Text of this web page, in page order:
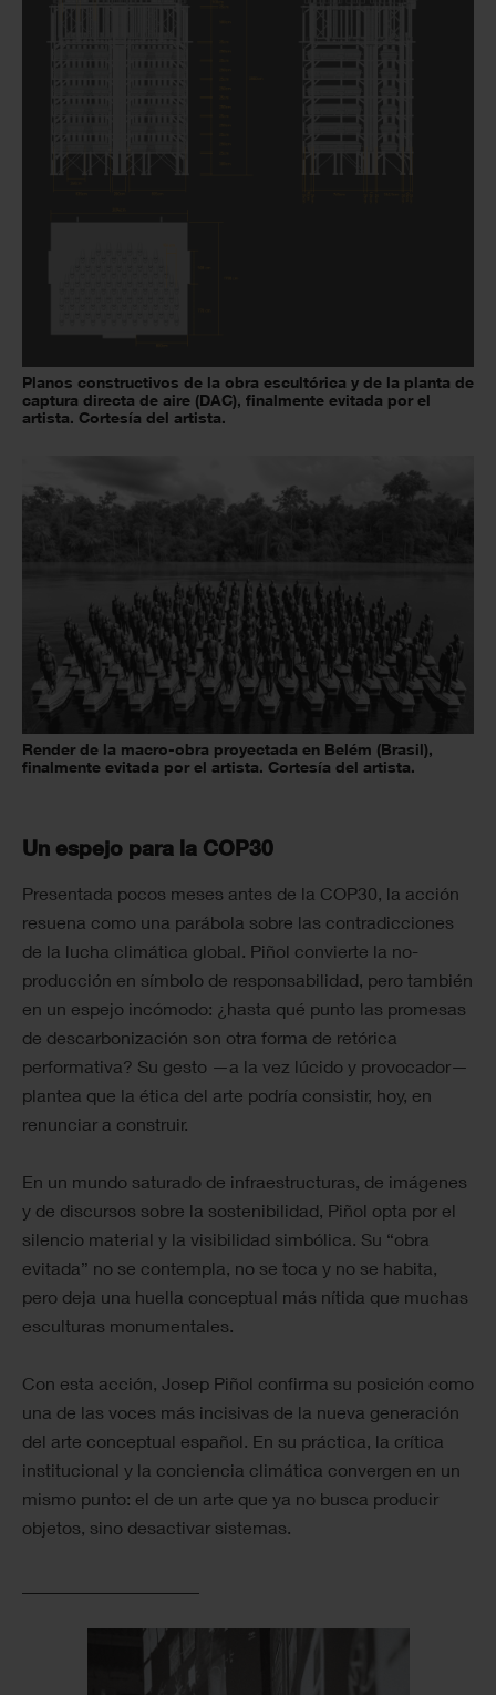
Planos constructivos de la obra escultórica y de la planta de
captura directa de aire (DAC), finalmente evitada por el
artista. Cortesía del artista.
Render de la macro-obra proyectada en Belém (Brasil),
finalmente evitada por el artista. Cortesía del artista.
Un espejo para la COP30
Presentada pocos meses antes de la COP30, la acción
resuena como una parábola sobre las contradicciones
de la lucha climática global. Piñol convierte la no-
producción en símbolo de responsabilidad, pero también
en un espejo incómodo: ¿hasta qué punto las promesas
de descarbonización son otra forma de retórica
performativa? Su gesto —a la vez lúcido y provocador—
plantea que la ética del arte podría consistir, hoy, en
renunciar a construir.
En un mundo saturado de infraestructuras, de imágenes
y de discursos sobre la sostenibilidad, Piñol opta por el
silencio material y la visibilidad simbólica. Su “obra
evitada” no se contempla, no se toca y no se habita,
pero deja una huella conceptual más nítida que muchas
esculturas monumentales.
Con esta acción, Josep Piñol confirma su posición como
una de las voces más incisivas de la nueva generación
del arte conceptual español. En su práctica, la crítica
institucional y la conciencia climática convergen en un
mismo punto: el de un arte que ya no busca producir
objetos, sino desactivar sistemas.